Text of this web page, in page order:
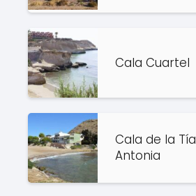
Cala Cuartel
Cala de la Tía
Antonia